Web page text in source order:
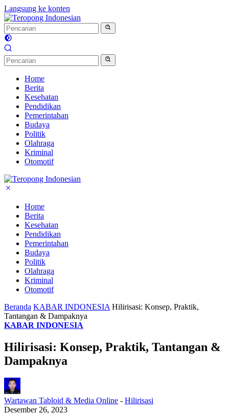
Langsung ke konten
Home
Berita
Kesehatan
Pendidikan
Pemerintahan
Budaya
Politik
Olahraga
Kriminal
Otomotif
Home
Berita
Kesehatan
Pendidikan
Pemerintahan
Budaya
Politik
Olahraga
Kriminal
Otomotif
Beranda KABAR INDONESIA Hilirisasi: Konsep, Praktik,
Tantangan & Dampaknya
KABAR INDONESIA
Hilirisasi: Konsep, Praktik, Tantangan &
Dampaknya
Wartawan Tabloid & Media Online - Hilirisasi
Desember 26, 2023